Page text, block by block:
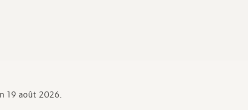
19 août 2026.